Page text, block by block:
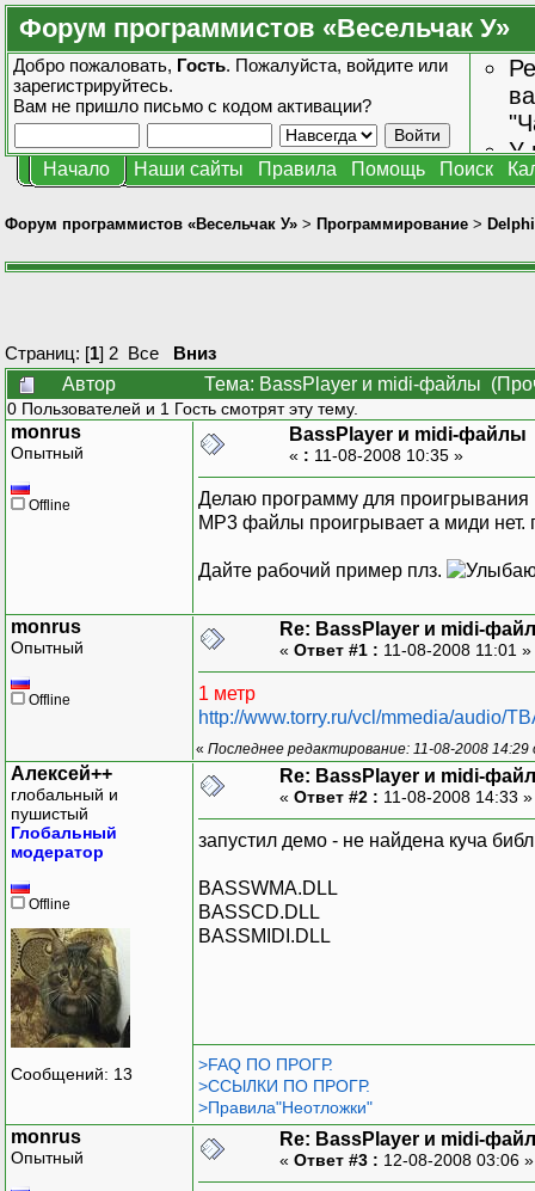
Форум программистов «Весельчак У»
Добро пожаловать, Гость. Пожалуйста, войдите или
зарегистрируйтесь.
Вам не пришло письмо с кодом активации?
У
Начало Наши сайты Правила Помощь Поиск
Форум программистов «Весельчак У» > Программирование > Delphi
Страниц: [1] 2 Все
Вниз
Автор
Тема: BassPlayer и midi-файлы
0 Пользователей и 1 Гость смотрят эту тему.
monrus
Опытный
Offline
BassPlayer и midi-файлы
« : 11-08-2008 10:35 »
Делаю программу для проигрывания
MP3 файлы проигрывает а миди нет.
Дайте рабочий пример плз.
monrus
Опытный
Offline
Re: BassPlayer и midi-
« Ответ #1 : 11-08-2008 11:01 »
1 метр
http://www.torry.ru/vcl/mmedia/audio/
« Последнее редактирование: 11-08-2008 14:29
Алексей++
глобальный и
пушистый
Глобальный
модератор
Offline
Сообщений: 13
Re: BassPlayer и midi-
« Ответ #2 : 11-08-2008 14:33
запустил демо - не найдена куча
BASSWMA.DLL
BASSCD.DLL
BASSMIDI.DLL
>FAQ ПО ПРОГР.
>ССЫЛКИ ПО ПРОГР.
>Правила"Неотложки"
monrus
Опытный
Re: BassPlayer и midi-
« Ответ #3 : 12-08-2008 03:06